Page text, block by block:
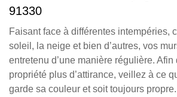
91330
Faisant face à différentes intempéries,
soleil, la neige et bien d’autres, vos
entretenu d’une manière régulière. Afin
propriété plus d’attirance, veillez à ce
garde sa couleur et soit toujours propre.